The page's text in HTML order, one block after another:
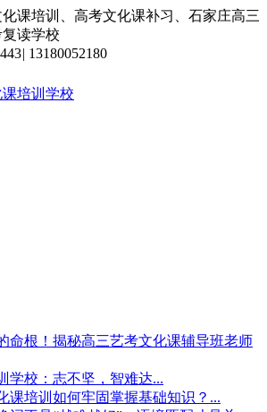
课培训、高考文化课补习、石家庄高三
读学校
| 13180052180
培训学校
命根！揭秘高三艺考文化课辅导班老师
学校：志不坚，智难达...
课培训如何牢固掌握基础知识？...